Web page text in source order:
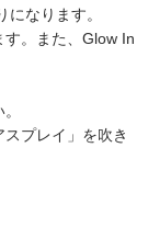
なります。
す。また、Glow In
プレイ」を吹き